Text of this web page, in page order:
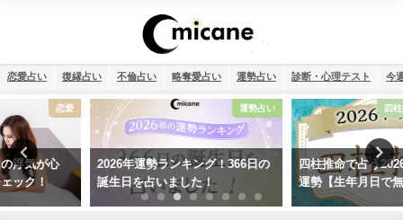
恋愛占い 復縁占い 不倫占い 略奪愛占い 運勢占い 診断・心理テスト 今
運勢占い
2026年運勢ランキング！366日の
誕生日を占いました！
四柱推命・日柱(干支）
四柱推命で占う2026年のあなたの
運勢【生年月日で無料鑑定】